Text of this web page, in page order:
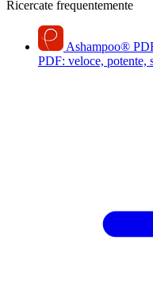
Ricercate frequentemente
Ashampoo®
PDF: veloce, potente,